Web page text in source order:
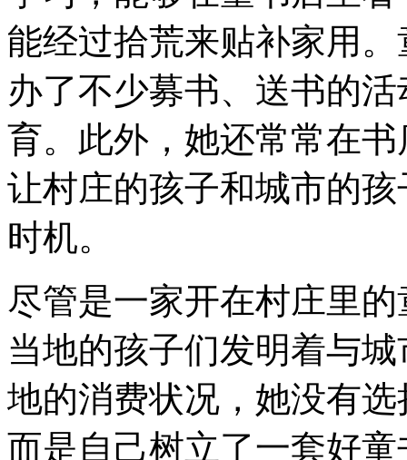
能经过拾荒来贴补家用
办了不少募书、送书的
育。此外，她还常常在
让村庄的孩子和城市的
时机。
尽管是一家开在村庄里
当地的孩子们发明着与
地的消费状况，她没有
而是自己树立了一套好